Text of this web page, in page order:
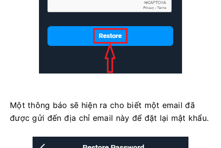
Một thông báo sẽ hiện ra cho biết một email đã
được gửi đến địa chỉ email này để đặt lại mật khẩu.